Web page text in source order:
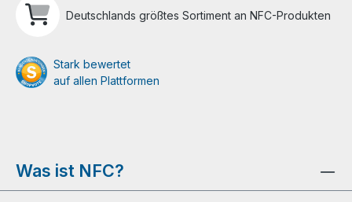
Deutschlands größtes Sortiment an NFC-Produkten
Stark bewertet
auf allen Plattformen
Was ist NFC?